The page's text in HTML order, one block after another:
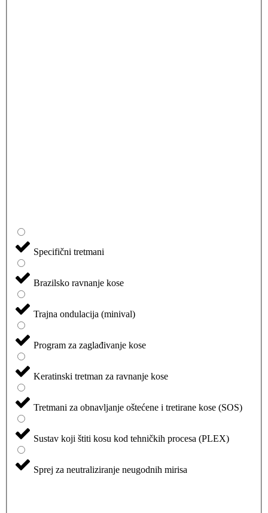
Specifični tretmani
Brazilsko ravnanje kose
Trajna ondulacija (minival)
Program za zaglađivanje kose
Keratinski tretman za ravnanje kose
Tretmani za obnavljanje oštećene i tretirane kose (SOS)
Sustav koji štiti kosu kod tehničkih procesa (PLEX)
Sprej za neutraliziranje neugodnih mirisa